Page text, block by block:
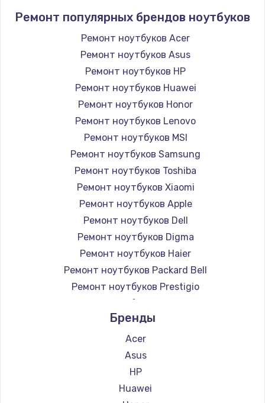
Ремонт популярных брендов ноутбуков
Ремонт ноутбуков Acer
Ремонт ноутбуков Asus
Ремонт ноутбуков HP
Ремонт ноутбуков Huawei
Ремонт ноутбуков Honor
Ремонт ноутбуков Lenovo
Ремонт ноутбуков MSI
Ремонт ноутбуков Samsung
Ремонт ноутбуков Toshiba
Ремонт ноутбуков Xiaomi
Ремонт ноутбуков Apple
Ремонт ноутбуков Dell
Ремонт ноутбуков Digma
Ремонт ноутбуков Haier
Ремонт ноутбуков Packard Bell
Ремонт ноутбуков Prestigio
Ремонт ноутбуков Microsoft
Ремонт ноутбуков Alienware
Ремонт ноутбуков Aquarius
Ремонт ноутбуков Gigabyte
Ремонт ноутбуков Aorus
Ремонт ноутбуков Maibenben
Бренды
Acer
Asus
HP
Huawei